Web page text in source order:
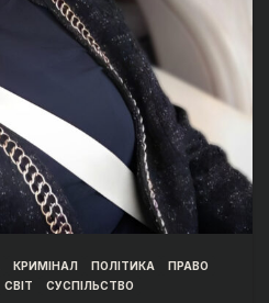
КРИМІНАЛ ПОЛІТИКА
ПРАВО
СВІТ СУСПІЛЬСТВО